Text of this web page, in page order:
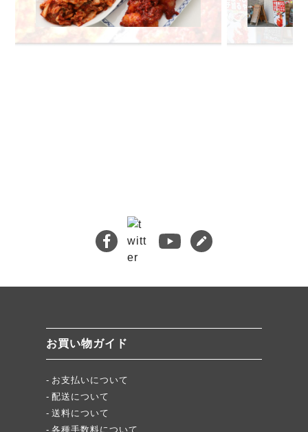
熊本地震義援金について
キムチバイキングはお得です！
牡蠣ジュルカレー、絶品中の絶品!
絶品チャーシュー、おすすめ！
「頂・その先」圧倒的美味！
お買い物ガイド
お支払いについて
配送について
送料について
各種手数料について